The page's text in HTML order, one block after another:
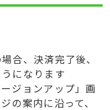
合、決済完了後、
になります
ジョンアップ」画
の案内に沿って、